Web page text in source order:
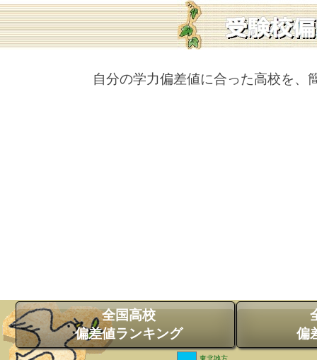
自分の学力偏差値に合った高校を、
全国高校
偏差値ランキング
偏